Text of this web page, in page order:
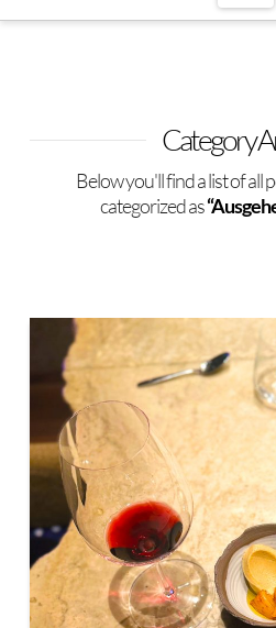
Category
Below you'll find a list of all
categorized as